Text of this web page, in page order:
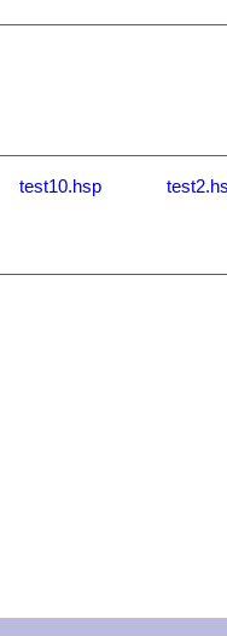
test10.hsp